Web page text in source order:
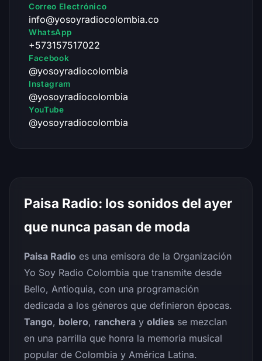
Correo Electrónico
info@yosoyradiocolombia.co
WhatsApp
+573157517022
Facebook
@yosoyradiocolombia
Instagram
@yosoyradiocolombia
YouTube
@yosoyradiocolombia
Paisa Radio: los sonidos del ayer
que nunca pasan de moda
Paisa Radio es una emisora de la Organización
Yo Soy Radio Colombia que transmite desde
Bello, Antioquia, con una programación
dedicada a los géneros que definieron épocas.
Tango, bolero, ranchera y oldies se mezclan
en una parrilla que honra la memoria musical
popular de Colombia y América Latina.